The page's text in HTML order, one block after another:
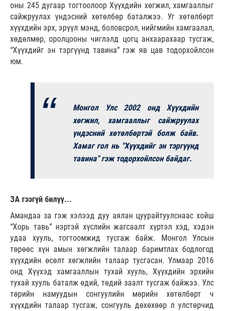
оны 245 дугаар тогтоолоор Хүүхдийн хөгжил, хамгааллыг
сайжруулах үндэсний хөтөлбөр баталжээ. Уг хөтөлбөрт
хүүхдийн эрх, эрүүл мэнд, боловсрол, нийгмийн хамгаалал,
хөдөлмөр, оролцооны чиглэлд цогц анхаарахаар тусгаж,
“Хүүхдийг эн тэргүүнд тавина” гэж яв цав тодорхойлсон
юм.
Монгол Улс 2002 онд Хүүхдийн
хөгжил, хамгааллыг сайжруулах
үндэсний хөтөлбөртэй болж байв.
Хамаг гол нь "Хүүхдийг эн тэргүүнд
тавина" гэж тодорхойлсон байдаг.
ЗА гээгүй билүү...
Амандаа за гэж хэлээд дуу аялан цуурайтуулснаас хойш
“Хорь тавь” нэртэй хүслийн жагсаалт хүртэл хэд, хэдэн
удаа хууль, тогтоомжид тусгаж байж. Монгол Улсын
төрөөс хүн амын хөгжлийн талаар баримтлах бодлогод
хүүхдийн өсөлт хөгжлийн талаар тусгасан. Улмаар 2016
онд Хүүхэд хамгааллын тухай хууль, Хүүхдийн эрхийн
тухай хууль баталж өдий, төдий заалт тусгаж байжээ. Улс
төрийн намуудын сонгуулийн мөрийн хөтөлбөрт ч
хүүхдийн талаар тусгаж, сонгууль дөхөхөөр л улстөрчид